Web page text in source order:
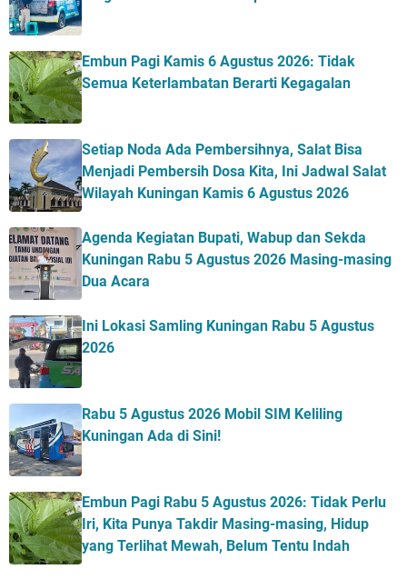
Embun Pagi Kamis 6 Agustus 2026: Tidak
Semua Keterlambatan Berarti Kegagalan
Setiap Noda Ada Pembersihnya, Salat Bisa
Menjadi Pembersih Dosa Kita, Ini Jadwal Salat
Wilayah Kuningan Kamis 6 Agustus 2026
Agenda Kegiatan Bupati, Wabup dan Sekda
Kuningan Rabu 5 Agustus 2026 Masing-masing
Dua Acara
Ini Lokasi Samling Kuningan Rabu 5 Agustus
2026
Rabu 5 Agustus 2026 Mobil SIM Keliling
Kuningan Ada di Sini!
Embun Pagi Rabu 5 Agustus 2026: Tidak Perlu
Iri, Kita Punya Takdir Masing-masing, Hidup
yang Terlihat Mewah, Belum Tentu Indah